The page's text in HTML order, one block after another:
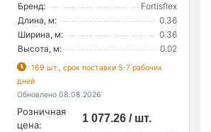
Бренд:
Fortisflex
Длина, м:
0.36
Ширина, м:
0.36
Высота, м:
0.02
169 шт., срок поставки 5-7 рабочих
дней
Обновлено 08.08.2026
Розничная
цена:
1 077.26 / шт.